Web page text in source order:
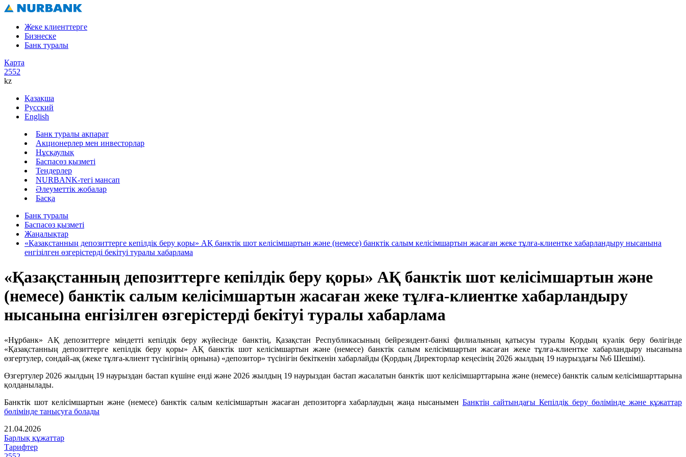
Жеке клиенттерге
Бизнеске
Банк туралы
Карта
2552
kz
Қазақша
Русский
English
Банк туралы ақпарат
Акционерлер мен инвесторлар
Нұсқаулық
Баспасөз қызметі
Тендерлер
NURBANK-тегі мансап
Әлеуметтік жобалар
Басқа
Банк туралы
Баспасөз қызметі
Жаңалықтар
«Қазақстанның депозиттерге кепілдік беру қоры» АҚ банктік шот келісімшартын және (немесе) банктік салым келісімшартын жасаған жеке тұлға-клиентке хабарландыру нысанына
енгізілген өзгерістерді бекітуі туралы хабарлама
«Қазақстанның депозиттерге кепілдік беру қоры» АҚ банктік шот келісімшартын және
(немесе) банктік салым келісімшартын жасаған жеке тұлға-клиентке хабарландыру
нысанына енгізілген өзгерістерді бекітуі туралы хабарлама
«Нұрбанк» АҚ депозиттерге міндетті кепілдік беру жүйесінде банктің, Қазақстан Республикасының бейрезидент-банкі филиалының қатысуы туралы Қордың куәлік беру бөлігінде
«Қазақстанның депозиттерге кепілдік беру қоры» АҚ банктік шот келісімшартын және (немесе) банктік салым келісімшартын жасаған жеке тұлға-клиентке хабарландыру нысанына
өзгертулер, сондай-ақ (жеке тұлға-клиент түсінігінің орнына) «депозитор» түсінігін бекіткенін хабарлайды (Қордың Директорлар кеңесінің 2026 жылдың 19 наурыздағы №6 Шешімі).
Өзгертулер 2026 жылдың 19 наурыздан бастап күшіне енді және 2026 жылдың 19 наурыздан бастап жасалатын банктік шот келісімшарттарына және (немесе) банктік салым келісімшарттарына
қолданылады.
Банктік шот келісімшартын және (немесе) банктік салым келісімшартын жасаған депозиторға хабарлаудың жаңа нысаныменБанктің сайтындағы Кепілдік беру бөлімінде және құжаттар
бөлімінде танысуға болады
21.04.2026
Барлық құжаттар
Тарифтер